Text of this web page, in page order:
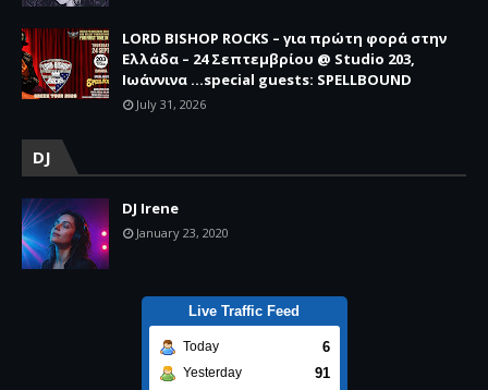
LORD BISHOP ROCKS – για πρώτη φορά στην
Ελλάδα – 24 Σεπτεμβρίου @ Studio 203,
Ιωάννινα …special guests: SPELLBOUND
July 31, 2026
DJ
DJ Irene
January 23, 2020
Live Traffic Feed
Today 6
Yesterday 91